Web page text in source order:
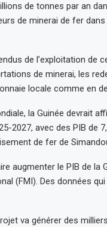
de tonnes par an
de minerai de fer dans
de l’exploitation de
de minerai, les
locale comme en
la Guinée devrait
2027, avec des PIB de
de fer de
augmenter le PIB de la
(FMI). Des données
va générer des